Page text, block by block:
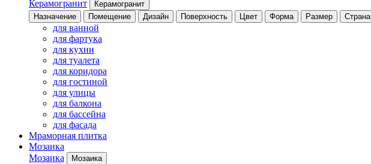
Керамогранит
Керамогранит
Назначение
Помещение Дизайн Поверхность Цвет Форма Размер Страна
для ванной
для фартука
для кухни
для туалета
для коридора
для гостиной
для улицы
для балкона
для бассейна
для фасада
Мраморная плитка
Мозаика
Мозаика
Мозаика